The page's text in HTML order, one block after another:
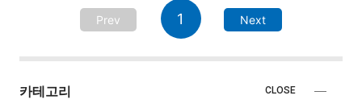
Prev 1 Next
카테고리 CLOSE